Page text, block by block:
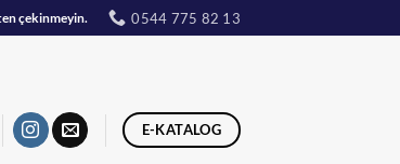
çekinmeyin. 0544 775 82 13
E-KATALOG